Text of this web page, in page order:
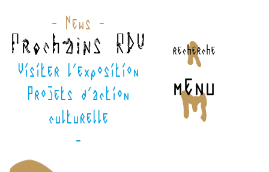
recherche
menu
- News -
Prochains RDV
Visiter l'exposition
Projets d'action
culturelle
-